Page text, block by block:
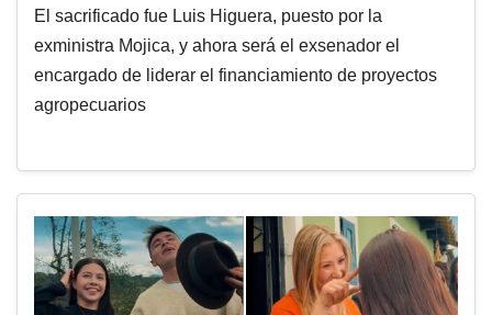
El sacrificado fue Luis Higuera, puesto por la
exministra Mojica, y ahora será el exsenador el
encargado de liderar el financiamiento de proyectos
agropecuarios